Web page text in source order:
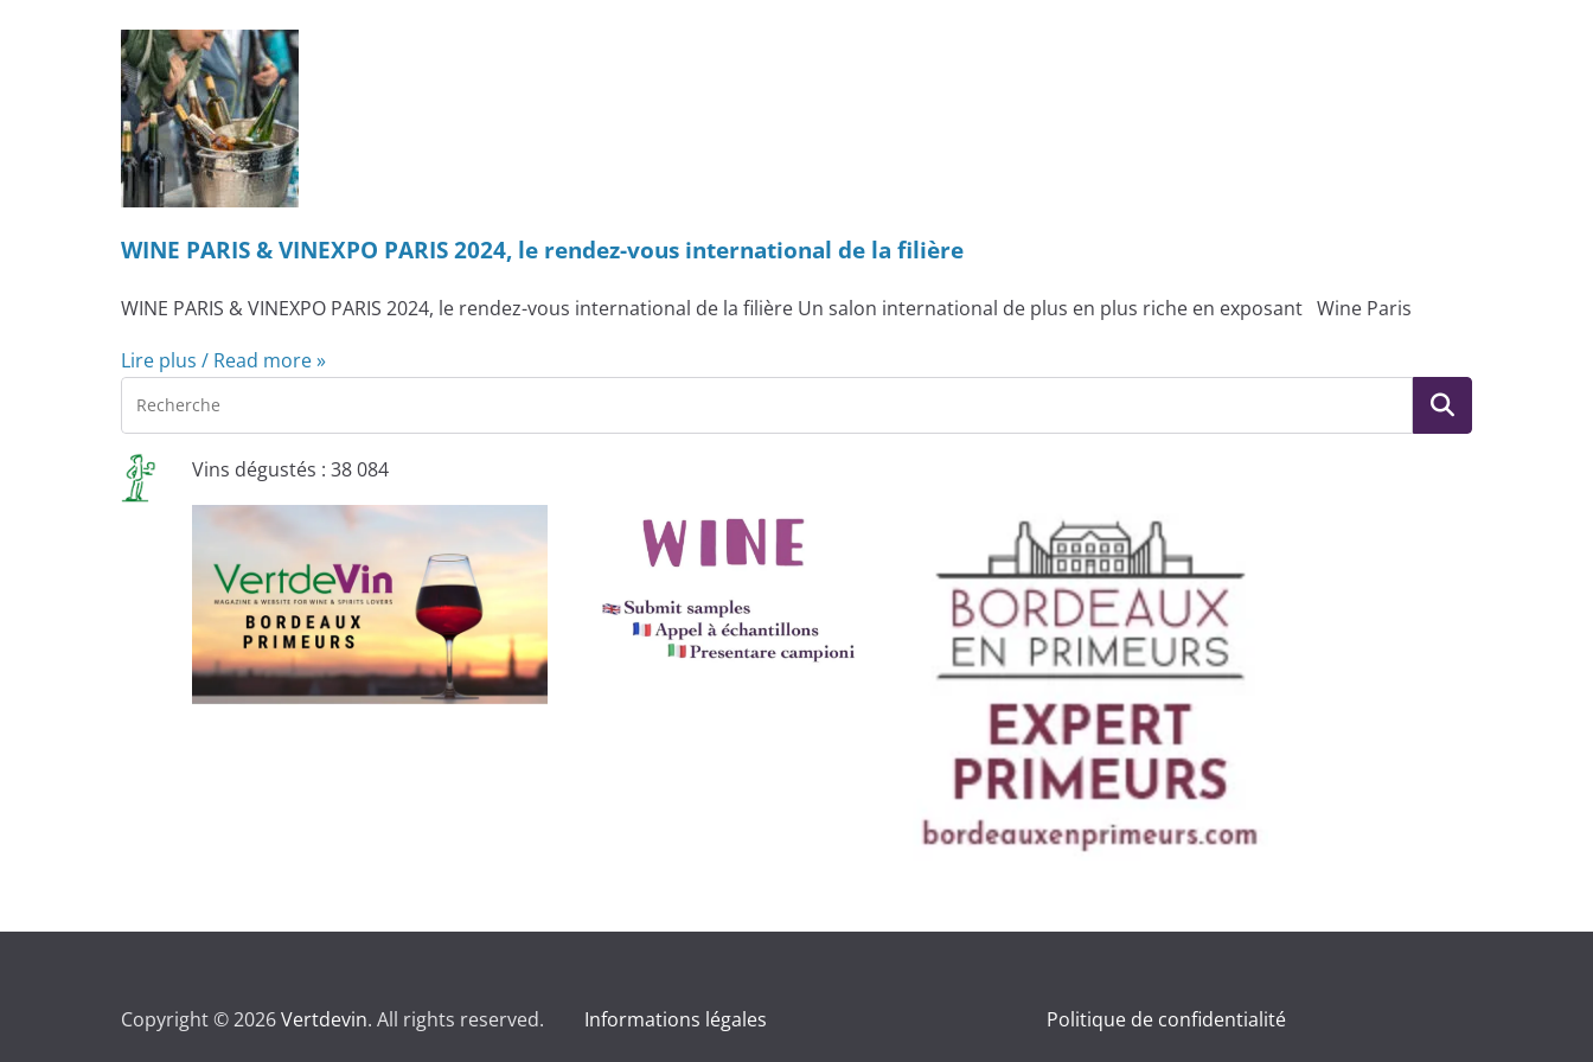
WINE PARIS & VINEXPO PARIS 2024, le rendez-vous international de la filière
WINE PARIS & VINEXPO PARIS 2024, le rendez-vous international de la filière Un salon international de plus en plus riche en exposant Wine Paris
Lire plus / Read more »
Vins dégustés : 38 084
Copyright © 2026Vertdevin. All rights reserved. Informations légales Politique de confidentialité